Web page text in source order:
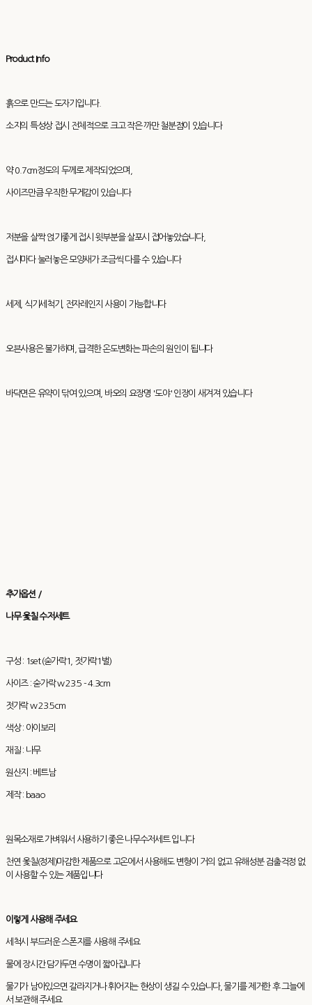
Product Info
흙으로 만드는 도자기입니다.
소지의 특성상 접시 전체적으로 크고 작은 까만 철분점이 있습니다
약 0.7cm정도의 두께로 제작되었으며,
사이즈만큼 우직한 무게감이 있습니다
저분을 살짝 얹기좋게 접시 윗부분을 살포시 접어놓았습니다,
접시마다 눌러놓은 모양새가 조금씩 다를 수 있습니다
세제, 식기세척기, 전자레인지 사용이 가능합니다
오븐사용은 불가하며, 급격한 온도변화는 파손의 원인이 됩니다
바닥면은 유약이 닦여 있으며, 바오의 요장명 '도야' 인장이 새겨져 있습니다
추가옵션 /
나무 옻칠 수저세트
구성 : 1set (숟가락1, 젓가락1벌)
사이즈 : 숟가락 w 23.5 - 4.3cm
젓가락 w 23.5cm
색상 : 아이보리
재질 : 나무
원산지 : 베트남
제작 : baao
원목소재로 가벼워서 사용하기 좋은 나무수저세트 입니다
천연 옻칠(정제)마감한 제품으로 고온에서 사용해도 변형이 거의 없고 유해성분 검출걱정 없
이 사용할 수 있는 제품입니다
이렇게 사용해 주세요
세척시 부드러운 스폰지를 사용해 주세요
물에 장시간 담가두면 수명이 짧아집니다
물기가 남아있으면 갈라지거나 휘어지는 현상이 생길 수 있습니다, 물기를 제거한 후 그늘에
서 보관해 주세요